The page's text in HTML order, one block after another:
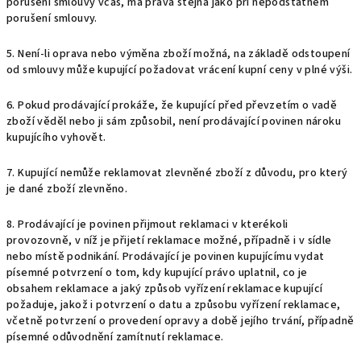
porušení smlouvy.
5. Není-li oprava nebo výměna zboží možná, na základě odstoupení
od smlouvy může kupující požadovat vrácení kupní ceny v plné výši.
6. Pokud prodávající prokáže, že kupující před převzetím o vadě
zboží věděl nebo ji sám způsobil, není prodávající povinen nároku
kupujícího vyhovět.
7. Kupující nemůže reklamovat zlevněné zboží z důvodu, pro který
je dané zboží zlevněno.
8. Prodávající je povinen přijmout reklamaci v kterékoli
provozovně, v níž je přijetí reklamace možné, případně i v sídle
nebo místě podnikání. Prodávající je povinen kupujícímu vydat
písemné potvrzení o tom, kdy kupující právo uplatnil, co je
obsahem reklamace a jaký způsob vyřízení reklamace kupující
požaduje, jakož i potvrzení o datu a způsobu vyřízení reklamace,
včetně potvrzení o provedení opravy a době jejího trvání, případně
písemné odůvodnění zamítnutí reklamace.